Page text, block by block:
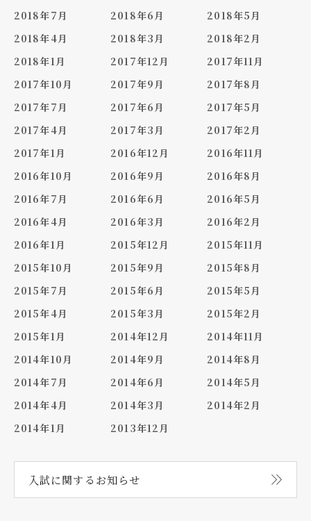
2018年7月
2018年6月
2018年5月
2018年4月
2018年3月
2018年2月
2018年1月
2017年12月
2017年11月
2017年10月
2017年9月
2017年8月
2017年7月
2017年6月
2017年5月
2017年4月
2017年3月
2017年2月
2017年1月
2016年12月
2016年11月
2016年10月
2016年9月
2016年8月
2016年7月
2016年6月
2016年5月
2016年4月
2016年3月
2016年2月
2016年1月
2015年12月
2015年11月
2015年10月
2015年9月
2015年8月
2015年7月
2015年6月
2015年5月
2015年4月
2015年3月
2015年2月
2015年1月
2014年12月
2014年11月
2014年10月
2014年9月
2014年8月
2014年7月
2014年6月
2014年5月
2014年4月
2014年3月
2014年2月
2014年1月
2013年12月
入試に関する お知らせ